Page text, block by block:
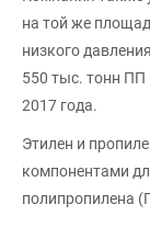
на той же
низкого
550 тыс. тонн ПП
2017 года.
Этилен и
компонентами
полипропилена